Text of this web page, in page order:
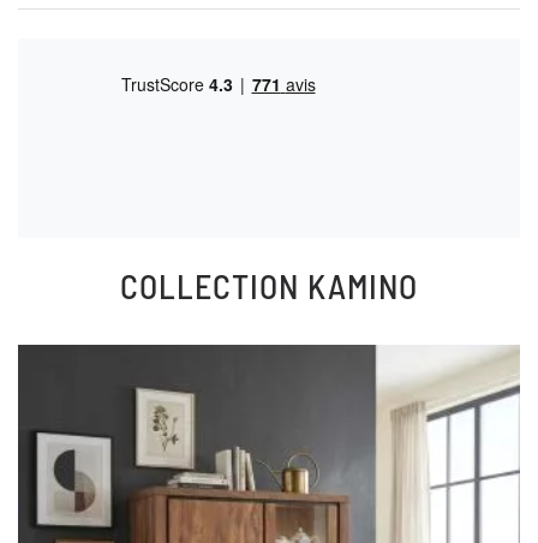
COLLECTION KAMINO